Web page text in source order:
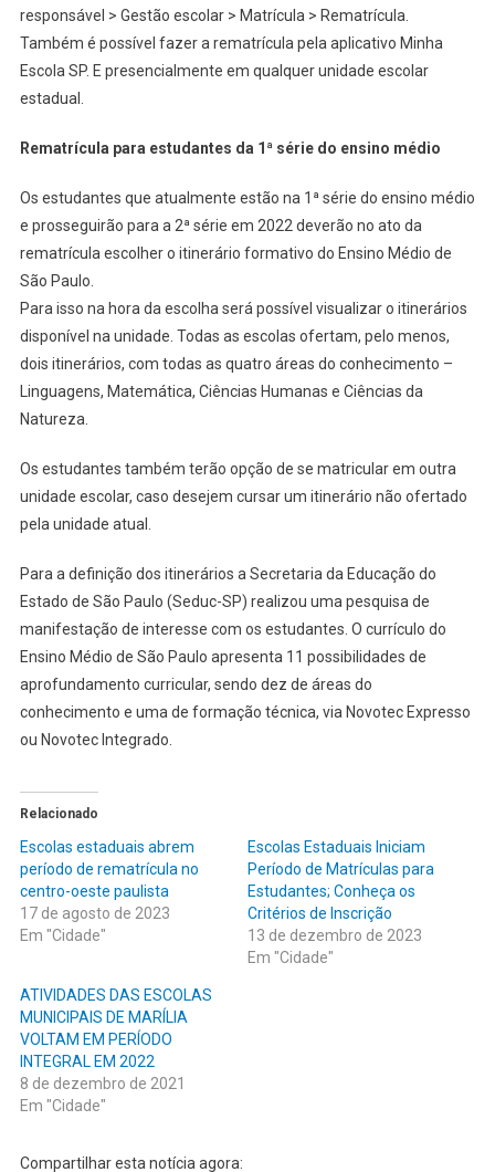
responsável > Gestão escolar > Matrícula > Rematrícula.
Também é possível fazer a rematrícula pela aplicativo Minha
Escola SP. E presencialmente em qualquer unidade escolar
estadual.
Rematrícula para estudantes da 1ª série do ensino médio
Os estudantes que atualmente estão na 1ª série do ensino médio
e prosseguirão para a 2ª série em 2022 deverão no ato da
rematrícula escolher o itinerário formativo do Ensino Médio de
São Paulo.
Para isso na hora da escolha será possível visualizar o itinerários
disponível na unidade. Todas as escolas ofertam, pelo menos,
dois itinerários, com todas as quatro áreas do conhecimento –
Linguagens, Matemática, Ciências Humanas e Ciências da
Natureza.
Os estudantes também terão opção de se matricular em outra
unidade escolar, caso desejem cursar um itinerário não ofertado
pela unidade atual.
Para a definição dos itinerários a Secretaria da Educação do
Estado de São Paulo (Seduc-SP) realizou uma pesquisa de
manifestação de interesse com os estudantes. O currículo do
Ensino Médio de São Paulo apresenta 11 possibilidades de
aprofundamento curricular, sendo dez de áreas do
conhecimento e uma de formação técnica, via Novotec Expresso
ou Novotec Integrado.
Relacionado
Escolas estaduais abrem
período de rematrícula no
centro-oeste paulista
17 de agosto de 2023
Em "Cidade"
Escolas Estaduais Iniciam
Período de Matrículas para
Estudantes; Conheça os
Critérios de Inscrição
13 de dezembro de 2023
Em "Cidade"
ATIVIDADES DAS ESCOLAS
MUNICIPAIS DE MARÍLIA
VOLTAM EM PERÍODO
INTEGRAL EM 2022
8 de dezembro de 2021
Em "Cidade"
Compartilhar esta notícia agora: